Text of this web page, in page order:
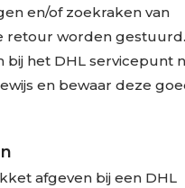
en/of zoekraken van
retour worden gestuurd.
bij het DHL servicepunt
en bewaar deze
afgeven bij een DHL